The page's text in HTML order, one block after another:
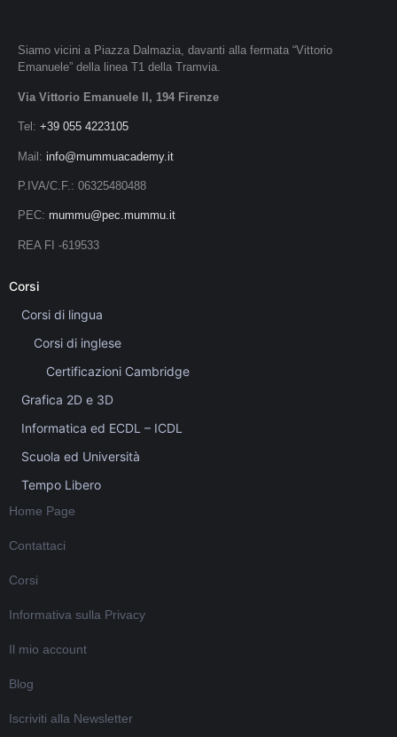
Siamo vicini a Piazza Dalmazia, davanti alla fermata “Vittorio
Emanuele” della linea T1 della Tramvia.
Via Vittorio Emanuele II, 194 Firenze
Tel: +39 055 4223105
Mail: info@mummuacademy.it
P.IVA/C.F.: 06325480488
PEC: mummu@pec.mummu.it
REA FI -619533
Corsi
Corsi di lingua
Corsi di inglese
Certificazioni Cambridge
Grafica 2D e 3D
Informatica ed ECDL – ICDL
Scuola ed Università
Tempo Libero
Home Page
Contattaci
Corsi
Informativa sulla Privacy
Il mio account
Blog
Iscriviti alla Newsletter